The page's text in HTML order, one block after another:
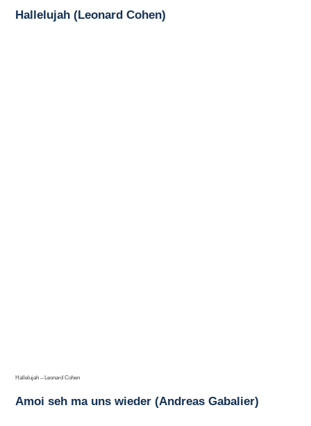
Hallelujah (Leonard Cohen)
Hallelujah – Leonard Cohen
Amoi seh ma uns wieder (Andreas Gabalier)